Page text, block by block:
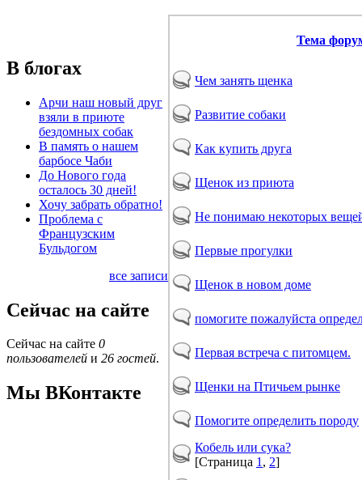
В блогах
Арчи наш новый друг
взяли в приюте
бездомных собак
В память о нашем
барбосе Чаби
До Нового года
осталось 30 дней!
Хочу забрать обратно!
Проблема с
Французским
Бульдогом
все записи
Сейчас на сайте
Сейчас на сайте 0
пользователей и 26 гостей.
Мы ВКонтакте
Тема
Чем занять щенка
Развитие собаки
Как купить друга
Щенок из приюта
Не понимаю некоторых
Первые прогулки
Щенок в новом доме
помогите пожалуйста
Первая встреча с питомцем.
Щенки на Птичьем рынке
Помогите определить породу
Кобель или сука?
[Страница 1 , 2]